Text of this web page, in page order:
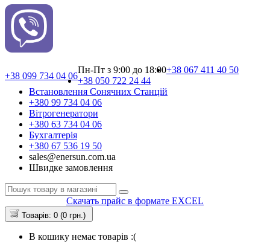
+38 099 734 04 06
Пн-Пт з 9:00 до 18:00+38 067 411 40 50
+38 050 722 24 44
Встановлення Сонячних Cтанцій
+380 99 734 04 06
Вітрогенератори
+380 63 734 04 06
Бухгалтерія
+380 67 536 19 50
sales@enersun.com.ua
Швидке замовлення
Скачать прайс в формате EXCEL
Товарів: 0 (0 грн.)
В кошику немає товарів :(